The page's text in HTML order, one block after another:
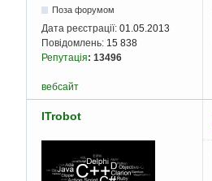
Поза форумом
Дата реєстрації: 01.05.2013
Повідомлень: 15 838
Репутація: 13496
вебсайт
ITrobot